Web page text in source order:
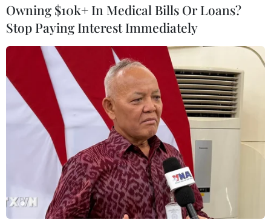
Tuy nhiên anh lại đánh rơi...
Owning $10k+ In Medical Bills Or Loans?
Stop Paying Interest Immediately